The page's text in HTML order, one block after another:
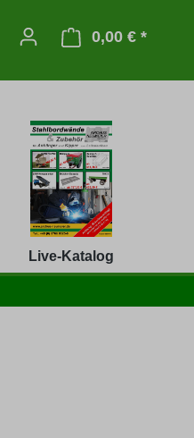
0,00 € *
Live-Katalog